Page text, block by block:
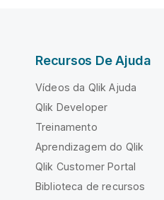
Recursos De Ajuda
Vídeos da Qlik Ajuda
Qlik Developer
Treinamento
Aprendizagem do Qlik
Qlik Customer Portal
Biblioteca de recursos